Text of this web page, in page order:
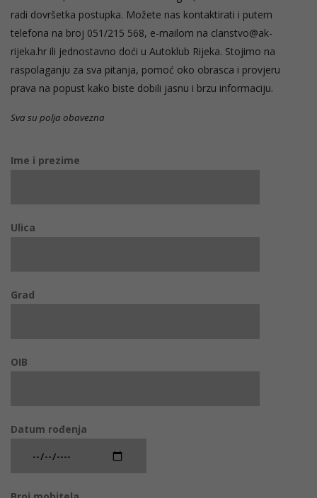
radi dovršetka postupka. Možete nas kontaktirati i putem
telefona na broj 051/215 568, e-mailom na clanstvo@ak-
rijeka.hr ili jednostavno doći u Autoklub Rijeka. Stojimo na
raspolaganju za sva pitanja, pomoć oko obrasca i provjeru
prava na popust kako biste dobili jasnu i brzu informaciju.
Sva su polja obavezna
Ime i prezime
Ulica
Grad
OIB
Datum rođenja